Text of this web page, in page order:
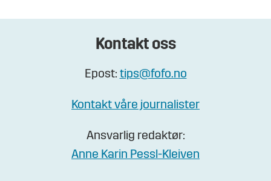
Kontakt oss
Epost: tips@fofo.no
Kontakt våre journalister
Ansvarlig redaktør:
Anne Karin Pessl-Kleiven